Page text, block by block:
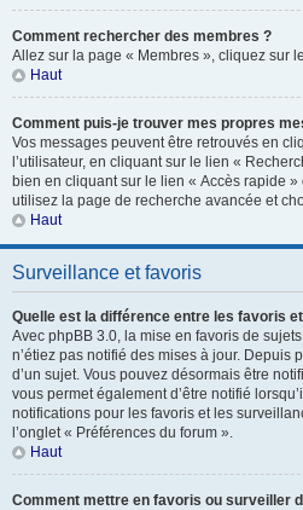
Comment rechercher des membres ?
Allez sur la page « Membres », cliquez sur
Haut
Comment puis-je trouver mes propres
Vos messages peuvent être retrouvés en
l’utilisateur, en cliquant sur le lien «
bien en cliquant sur le lien « Accès rapide
utilisez la page de recherche avancée et
Haut
Surveillance et favoris
Quelle est la différence entre les favoris
Avec phpBB 3.0, la mise en favoris de
n’étiez pas notifié des mises à jour.
d’un sujet. Vous pouvez désormais être
vous permet également d’être notifié
notifications pour les favoris et les
l’onglet « Préférences du forum ».
Haut
Comment mettre en favoris ou surveiller